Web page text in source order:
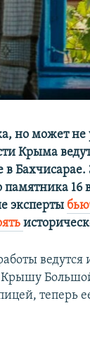
но может не
Крыма
памятника
эксперты
ведутся
Крышу
теперь